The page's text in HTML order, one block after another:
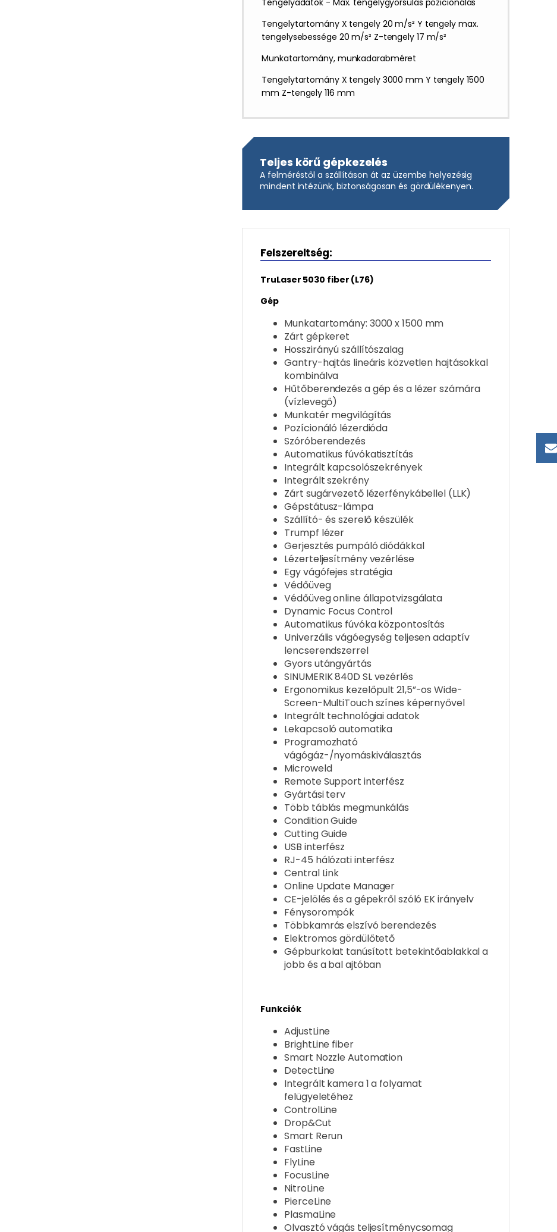
Tengelyadatok - Max. tengelygyorsulás pozicionálás
Tengelytartomány X tengely 20 m/s² Y tengely max.
tengelysebessége 20 m/s² Z-tengely 17 m/s²
Munkatartomány, munkadarabméret
Tengelytartomány X tengely 3000 mm Y tengely 1500
mm Z-tengely 116 mm
Teljes körű gépkezelés
A felméréstől a szállításon át az üzembe helyezésig
mindent intézünk, biztonságosan és gördülékenyen.
Felszereltség:
TruLaser 5030 fiber (L76)
Gép
Munkatartomány: 3000 x 1500 mm
Zárt gépkeret
Hosszirányú szállítószalag
Gantry-hajtás lineáris közvetlen hajtásokkal
kombinálva
Hűtőberendezés a gép és a lézer számára
(vízlevegő)
Munkatér megvilágítás
Pozícionáló lézerdióda
Szóróberendezés
Automatikus fúvókatisztítás
Integrált kapcsolószekrények
Integrált szekrény
Zárt sugárvezető lézerfénykábellel (LLK)
Gépstátusz-lámpa
Szállító- és szerelő készülék
Trumpf lézer
Gerjesztés pumpáló diódákkal
Lézerteljesítmény vezérlése
Egy vágófejes stratégia
Védőüveg
Védőüveg online állapotvizsgálata
Dynamic Focus Control
Automatikus fúvóka központosítás
Univerzális vágóegység teljesen adaptív
lencserendszerrel
Gyors utángyártás
SINUMERIK 840D SL vezérlés
Ergonomikus kezelőpult 21,5”-os Wide-
Screen-MultiTouch színes képernyővel
Integrált technológiai adatok
Lekapcsoló automatika
Programozható
vágógáz-/nyomáskiválasztás
Microweld
Remote Support interfész
Gyártási terv
Több táblás megmunkálás
Condition Guide
Cutting Guide
USB interfész
RJ-45 hálózati interfész
Central Link
Online Update Manager
CE-jelölés és a gépekről szóló EK irányelv
Fénysorompók
Többkamrás elszívó berendezés
Elektromos gördülőtető
Gépburkolat tanúsított betekintőablakkal a
jobb és a bal ajtóban
Funkciók
AdjustLine
BrightLine fiber
Smart Nozzle Automation
DetectLine
Integrált kamera 1 a folyamat
felügyeletéhez
ControlLine
Drop&Cut
Smart Rerun
FastLine
FlyLine
FocusLine
NitroLine
PierceLine
PlasmaLine
Olvasztó vágás teljesítménycsomag